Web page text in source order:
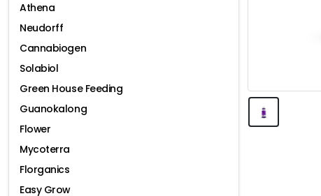
Athena
Neudorff
Cannabiogen
Solabiol
Green House Feeding
Guanokalong
Flower
Mycoterra
Florganics
Easy Grow